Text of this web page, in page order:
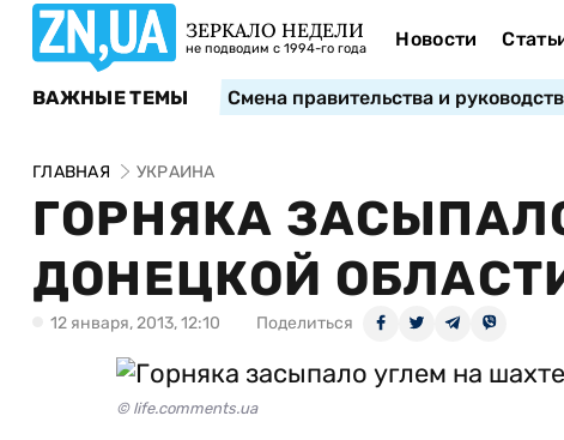
ЗЕРКАЛО НЕДЕЛИ
не подводим с 1994-го года Новости
ВАЖНЫЕ ТЕМЫ Смена правительства и
ГЛАВНАЯ УКРАИНА
ГОРНЯКА
ДОНЕЦКОЙ
12 января, 2013, 12:10 Поделиться
© life.comments.ua